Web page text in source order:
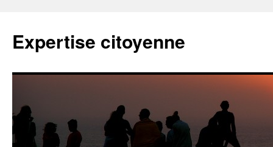
Expertise citoyenne